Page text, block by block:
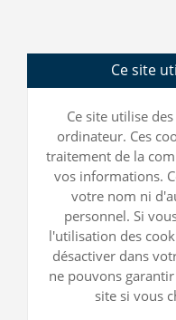
Ce site
Ce site utilise
ordinateur. Ces
traitement de la
vos informations.
votre nom ni
personnel. Si
l'utilisation des
désactiver dans
ne pouvons
site si vous